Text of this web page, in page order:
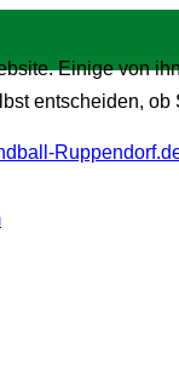
Einige von
entscheiden,